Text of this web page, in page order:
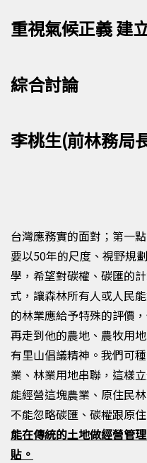
重視氣候正義 建
綜合討論
李桃生(前林務局
台灣應務實的面對；第一
要以50年的尺度、視野規
學，希望對碳權、碳匯的
式，讓森林所有人或人民
的林業應給予特殊的評價
再走到他的農地、農牧用
有里山倡議精神。我們可
業、林業用地串聯，這樣
能經營這塊農業、原住民
不能忽略碳匯、碳權跟原
能在傳統的土地做經營管
貼。